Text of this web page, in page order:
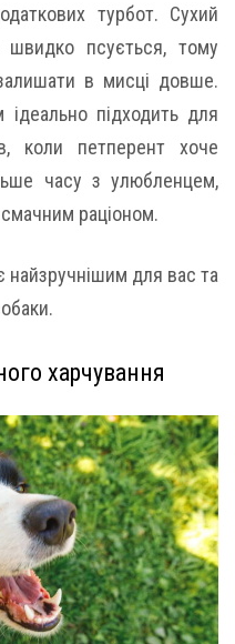
турбот. Сухий
псується, тому
в мисці довше.
ідеально підходить для
коли петперент хоче
часу з улюбленцем,
раціоном.
для вас та
харчування